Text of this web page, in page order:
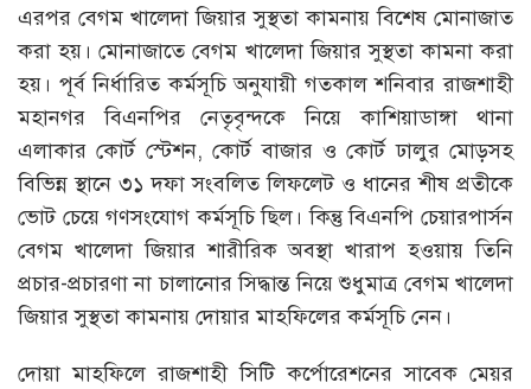
এরপর বেগম খালেদা জিয়ার সুস্থতা কামনায় বিশেষ মোনাজাত
করা হয়। মোনাজাতে বেগম খালেদা জিয়ার সুস্থতা কামনা করা
হয়। পূর্ব নির্ধারিত কর্মসূচি অনুযায়ী গতকাল শনিবার রাজশাহী
মহানগর বিএনপির নেতৃবৃন্দকে নিয়ে কাশিয়াডাঙ্গা থানা
এলাকার কোর্ট স্টেশন, কোর্ট বাজার ও কোর্ট ঢালুর মোড়সহ
বিভিন্ন স্থানে ৩১ দফা সংবলিত লিফলেট ও ধানের শীষ প্রতীকে
ভোট চেয়ে গণসংযোগ কর্মসূচি ছিল। কিন্তু বিএনপি চেয়ারপার্সন
বেগম খালেদা জিয়ার শারীরিক অবস্থা খারাপ হওয়ায় তিনি
প্রচার-প্রচারণা না চালানোর সিদ্ধান্ত নিয়ে শুধুমাত্র বেগম খালেদা
জিয়ার সুস্থতা কামনায় দোয়ার মাহফিলের কর্মসূচি নেন।
দোয়া মাহফিলে রাজশাহী সিটি কর্পোরেশনের সাবেক মেয়র